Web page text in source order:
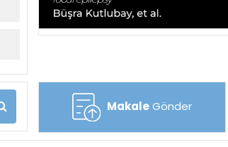
MakaleGönder